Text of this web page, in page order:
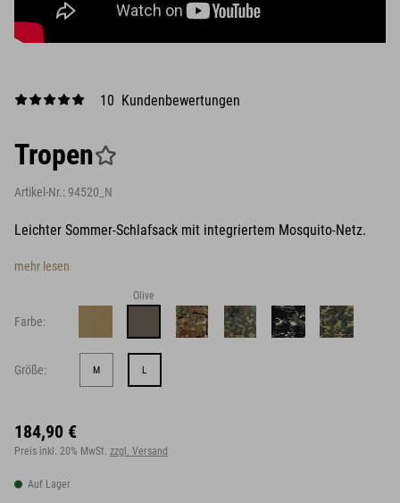
10 Kundenbewertungen
Tropen
Artikel-Nr.: 94520_N
Leichter Sommer-Schlafsack mit integriertem Mosquito-Netz.
mehr lesen
Farbe:
Olive
Größe: M L
184,90 €
Preis inkl. 20% MwSt. zzgl. Versand
Auf Lager